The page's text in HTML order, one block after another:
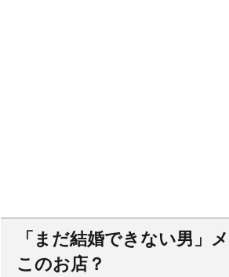
「まだ結婚できない男」
このお店？